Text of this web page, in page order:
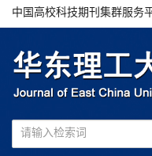
中国高校科技期刊集群服务